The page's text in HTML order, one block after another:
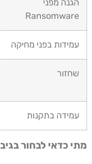
הגנה מפני
Ransomware
עמידות בפני מחיקה
שחזור
עמידה בתקנות
מתי כדאי לבחור